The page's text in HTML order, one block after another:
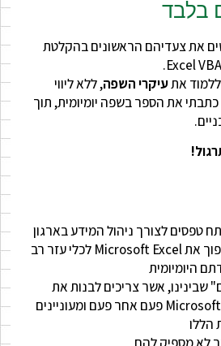
בלבד
את צעדיהם הראשונים בהקלטת
ללמוד אתעיקרי השפה, ללא ליווי
את הספר בשפה יומיומית, תוך
טפסים לצורך ניהול המידע בארגון
⦾ עבור אלו הרוצים להפוך את Microsoft Excel לכלי עזר רב
היומיומית
אשר צריכים לבנות את
אותם הדוחות ב-Microsoft Excel פעם אחר פעם ומעוניינים
הללו